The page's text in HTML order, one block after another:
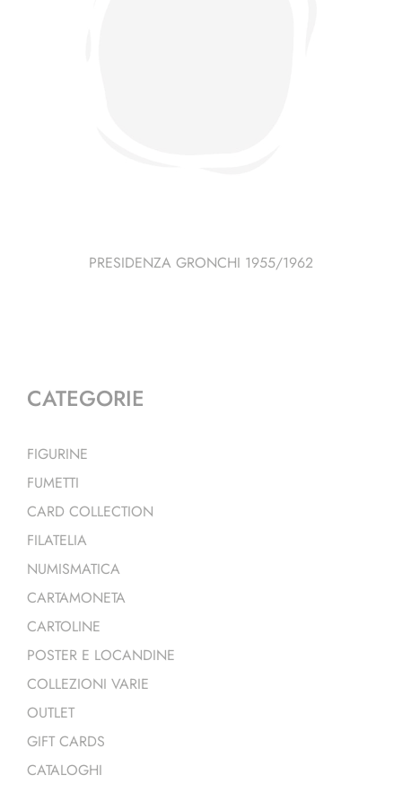
PRESIDENZA GRONCHI 1955/1962
CATEGORIE
FIGURINE
FUMETTI
CARD COLLECTION
FILATELIA
NUMISMATICA
CARTAMONETA
CARTOLINE
POSTER E LOCANDINE
COLLEZIONI VARIE
OUTLET
GIFT CARDS
CATALOGHI